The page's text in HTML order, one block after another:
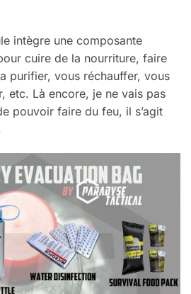
intègre une composante
cuire de la nourriture, faire
purifier, vous réchauffer, vous
etc. Là encore, je ne vais pas
pouvoir faire du feu, il s’agit